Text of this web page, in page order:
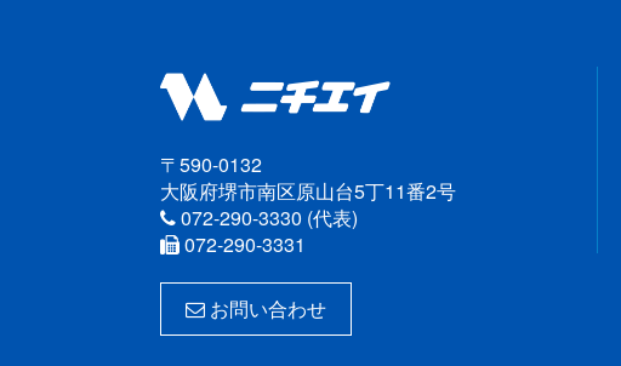
〒590-0132
大阪府堺市南区原山台5丁11番2号
072-290-3330 (代表)
072-290-3331
お問い合わせ